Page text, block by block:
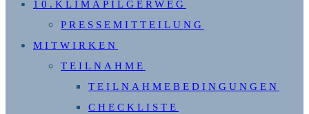
10.KLIMAPILGERWEG
PRESSEMITTEILUNG
MITWIRKEN
TEILNAHME
TEILNAHMEBEDINGUNGEN
CHECKLISTE